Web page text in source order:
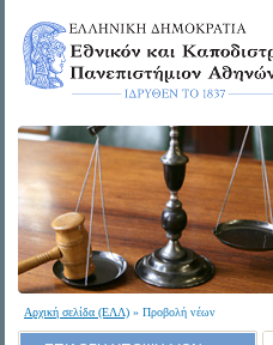
Αρχική σελίδα (ΕΛΛ) » Προβολή νέων